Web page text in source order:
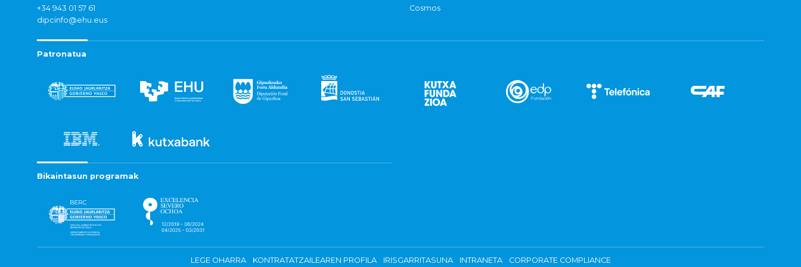
+34 943 01 57 61
dipcinfo@ehu.eus
Cosmos
Patronatua
Bikaintasun programak
LEGE OHARRA KONTRATATZAILEAREN PROFILA IRISGARRITASUNA INTRANETA CORPORATE COMPLIANCE